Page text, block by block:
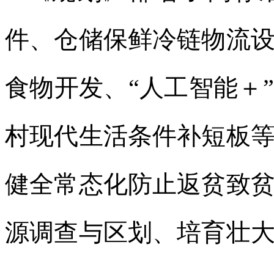
件、仓储保鲜冷链物流
食物开发、“人工智能
村现代生活条件补短板
健全常态化防止返贫致
源调查与区划、培育壮